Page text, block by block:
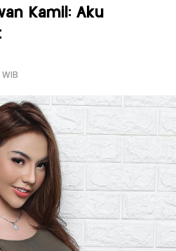
Kamil: Aku
WIB